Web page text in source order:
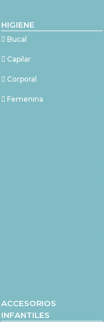
HIGIENE
Bucal
Capilar
Corporal
Femenina
ACCESORIOS
INFANTILES